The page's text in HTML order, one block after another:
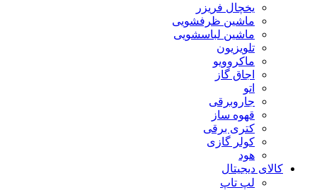
یخچال فریزر
ماشین ظرفشویی
ماشین لباسشویی
تلویزیون
ماکروویو
اجاق گاز
اتو
جاروبرقی
قهوه ساز
کتری برقی
کولر گازی
هود
کالای دیجیتال
لپ تاپ